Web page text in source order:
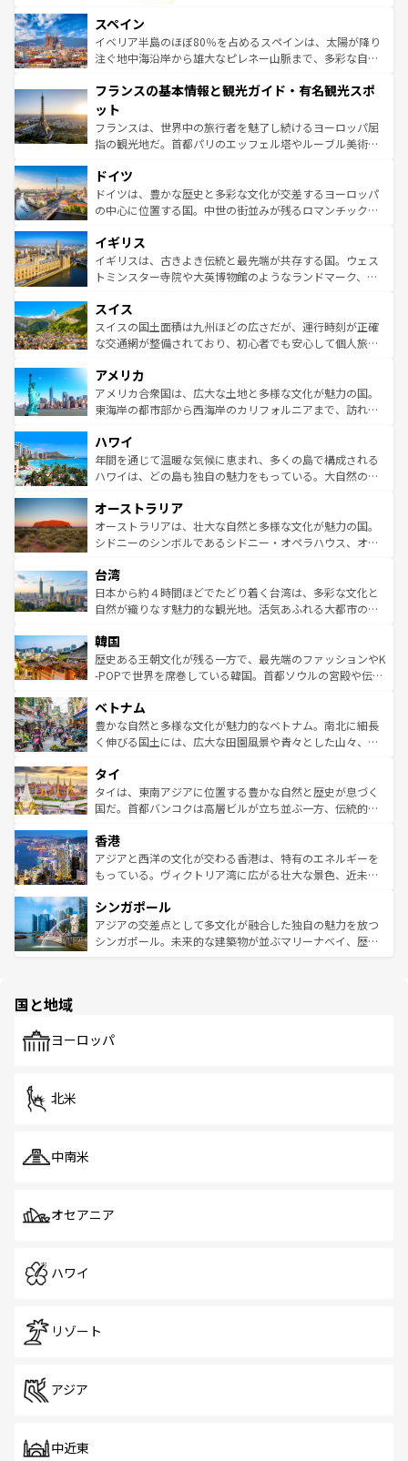
ろん、トスカーナの美しい田園風景やアマルフィ海岸の絶
景など、自然景観も見逃せない。観光の合間には、本場の
ピザやパスタなど、絶品のイタリア料理を堪能することも
ませてくれるイタリアで、忘れられない旅をしてみよう！
なお、新着のイタリア情報は
しい。
スペイン
イベリア半島のほぼ80％を占めるスペインは、太陽が降り
注ぐ地中海沿岸から雄大なピレネー山脈まで、多彩な自然
文化が根付くこの国では、情熱的なフラメンコ、熱気あふ
れる闘牛、そして美味しいタパスが生活の一部となってい
る。首都マドリードの洗練された雰囲気や、バルセロナの
アートに溢れた街角から、地方では古代ローマ遺跡や中世
せる。地方によって風土や気候が異なるスペインはその個
性で訪れる人を魅了する。 なお、新着のスペイン情報は コ
ンテンツ一覧を参照してほしい。
フランスの基本情報と観光ガイド・有名観光スポ
ット
フランスは、世界中の旅行者を魅了し続けるヨーロッパ屈
指の観光地だ。首都パリのエッフェル塔やルーブル美術館
で、幅広い魅力が詰まっている。華麗な宮殿、歴史的な大
聖堂、美しいビーチ、そして豊かな自然が、訪れる者を心
から魅了する。また、フランスは美食の国としても知ら
いる。シャンパンの発祥地であるランス、プロヴァンスの
香り高いラベンダー畑など、多彩な楽しみ方が可能だ。さ
らに、パリ以外の地域にも魅力が溢れており、どの街角に
れる地方に足を運ぶとそれぞれで全く異なる文化を体験で
きるだろう。 なお、新着のフランス情報はコンテンツ一覧
を参照してほしい。
ドイツ
ドイツは、豊かな歴史と多彩な文化が交差するヨーロッパ
の中心に位置する国。中世の街並みが残るロマンチック街
顔を持つこの国は、どこを歩いても飽きることがない。ベ
ルリンの文化的活気、バイエルン州のアルプスの絶景、そ
してライン川沿いのワイン畑といった風景は必見。ビール
は、お酒好きな人にはぜひ体験してほしい。 なお、新着の
ドイツ情報はコンテンツ一覧を参照してほしい。
イギリス
イギリスは、古きよき伝統と最先端が共存する国。ウェス
トミンスター寺院や大英博物館のようなランドマーク、歴
リアごとに異なる魅力がある。また、優雅なアフタヌーン
ティー、ビール好きにはたまらない英国パブ、サッカー観
戦など、本場だからこそできる体験も豊富。イギリスを旅
ンツ一覧を参照してほしい。
スイス
スイスの国土面積は九州ほどの広さだが、運行時刻が正確
な交通網が整備されており、初心者でも安心して個人旅行
の建物がそのまま残る町や、スイスならではのユニークな
博物館もあり、アルプス観光だけでなく町歩きも満喫する
ことができる。国民の所得が高いため物価も高いが、旅行
ば市内交通費無料で観光を楽しむこともできる。 なお、新
着のスイス情報はコンテンツ一覧 を参照してほしい。
アメリカ
アメリカ合衆国は、広大な土地と多様な文化が魅力の国。
東海岸の都市部から西海岸のカリフォルニアまで、訪れる
のような巨大都市は、観光、ショッピング、エンターテイ
ンメントが詰まった刺激的なスポットだ。一方、アメリカ
西部には大自然が広がり、グランドキャニオンやイエロー
部のニューオーリンズでは、音楽と美食が融合した独特の
文化が魅力。旅行者はアメリカの各地域で異なる魅力を楽
しみながら、その多様性と豊かな歴史を感じることができ
ならではの贅沢な旅のスタイルだ。 なお、新着のアメリカ
情報はコンテンツ一覧を参照してほしい。
ハワイ
年間を通じて温暖な気候に恵まれ、多くの島で構成される
ハワイは、どの島も独自の魅力をもっている。大自然の神
ワイ島は見逃せない。また、定番の観光地といえばオアフ
島だが、静かな自然を求めるならマウイ島やカウアイ島が
おすすめ。エメラルドグリーンに輝く海をはじめ、豊かな
れるおもてなしの心で訪れる人々を迎えてくれるハワイの
人々、おいしいローカルフードやハワイアンミュージッ
ク、伝統的なフラダンスなど、すべてがハワイの魅力を彩
ワイを、存分に味わってほしい。 なお、新着のハワイ情報
はコンテンツ一覧を参照してほしい。
オーストラリア
オーストラリアは、壮大な自然と多様な文化が魅力の国。
シドニーのシンボルであるシドニー・オペラハウス、オー
リアリーフや大陸中央部にそびえるウルル（エアーズロッ
ク）、タスマニアの美しい原生林やケアンズの熱帯雨林な
ど、見どころがたくさん。また、カフェやワイン、オージ
いる。アクティビティも充実しており、サーフィンやダイ
ビング、ハイキングなど、アウトドア好きにはたまらな
い。オーストラリアの多彩な魅力を存分に味わいつくそ
参照してほしい。
台湾
日本から約４時間ほどでたどり着く台湾は、多彩な文化と
自然が織りなす魅力的な観光地。活気あふれる大都市の台
ン）、静ひつな山岳地帯である台湾東部など、都市の喧騒
と山間の静けさが共存しており、訪れる人に新しい発見と
驚きをもたらしてくれる。また、奥深い台湾の食文化も魅
容にもいいと評判のスイーツなど、バラエティ豊かな料理
が味わえる。 なお、新着の台湾情報は コンテンツ一覧を参
照してほしい。
韓国
歴史ある王朝文化が残る一方で、最先端のファッションやK
-POPで世界を席巻している韓国。首都ソウルの宮殿や伝統
き、地方に足を延ばせば四季折々の自然美を楽しむことが
できる。そして、キムチや焼肉、絶品のストリートフード
まで、さまざまな韓国料理が待っている。夜には、韓国な
リティに包まれながら、韓国の多彩な魅力を心ゆくまで味
わってみてほしい。 なお、新着の韓国情報はコンテンツ一
覧を参照してほしい。
ベトナム
豊かな自然と多様な文化が魅力的なベトナム。南北に細長
く伸びる国土には、広大な田園風景や青々とした山々、世
急速な発展と共に伝統が息づく。ハノイの古い町並みやホ
ーチミン市のフランス統治時代の建物も、独特の雰囲気を
醸し出している。また、バラエティの豊かさとおいしさで
とつ。フォーやバインミー、ベトナムコーヒーなどは、ぜ
ひ現地で味わいたい。どの地域を訪れてもあたたかい人々
が旅行者を迎えてくれるので、きっと忘れられない旅にな
参照してほしい。
タイ
タイは、東南アジアに位置する豊かな自然と歴史が息づく
国だ。首都バンコクは高層ビルが立ち並ぶ一方、伝統的な
の活気が交差している。北部ではチェンマイなどの山岳地
帯で自然と触れ合い、南部ではプーケットやクラビの美し
いビーチでリゾート気分を楽しむことができる。タイ料理
激する。気候は一年中温暖で、どの季節にも異なる楽しみ
が待っている。親しみやすいタイの人々、仏教を中心とし
た文化、そして多様な観光資源が、訪れる旅人を魅了し続
香港
アジアと西洋の文化が交わる香港は、特有のエネルギーを
もっている。ヴィクトリア湾に広がる壮大な景色、近未来
み、どこを訪れても感動するはず。観光スポットが密集し
ており、効率よく見どころを回れるのも魅力。息をのむよ
うな絶景から文化的な体験まで、香港を存分に楽しみ尽く
シンガポール
アジアの交差点として多文化が融合した独自の魅力を放つ
シンガポール。未来的な建築物が並ぶマリーナベイ、歴史
で、ホーカーズは地元の風情を楽しめる外せないスポット
国と地域
ヨーロッパ
北米
中南米
オセアニア
ハワイ
リゾート
アジア
中近東